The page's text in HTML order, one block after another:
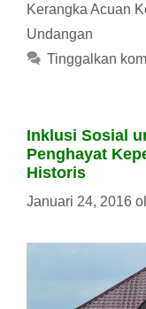
Kerangka Acuan
Undangan
Tinggalkan
Inklusi Sosial
Penghayat
Historis
Januari 24, 2016